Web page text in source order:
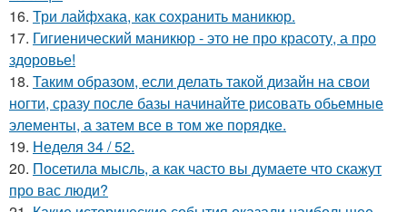
16. Три лайфхака, как сохранить маникюр.
17. Гигиенический маникюр - это не про красоту, а про
здоровье!
18. Таким образом, если делать такой дизайн на свои
ногти, сразу после базы начинайте рисовать обьемные
элементы, а затем все в том же порядке.
19. Неделя 34 / 52.
20. Посетила мысль, а как часто вы думаете что скажут
про вас люди?